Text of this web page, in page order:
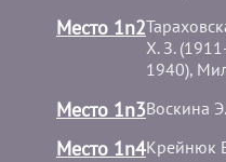
Место 1n2
Х. З.
1940),
Место 1n3Воскина
Место 1n4Крейнюк